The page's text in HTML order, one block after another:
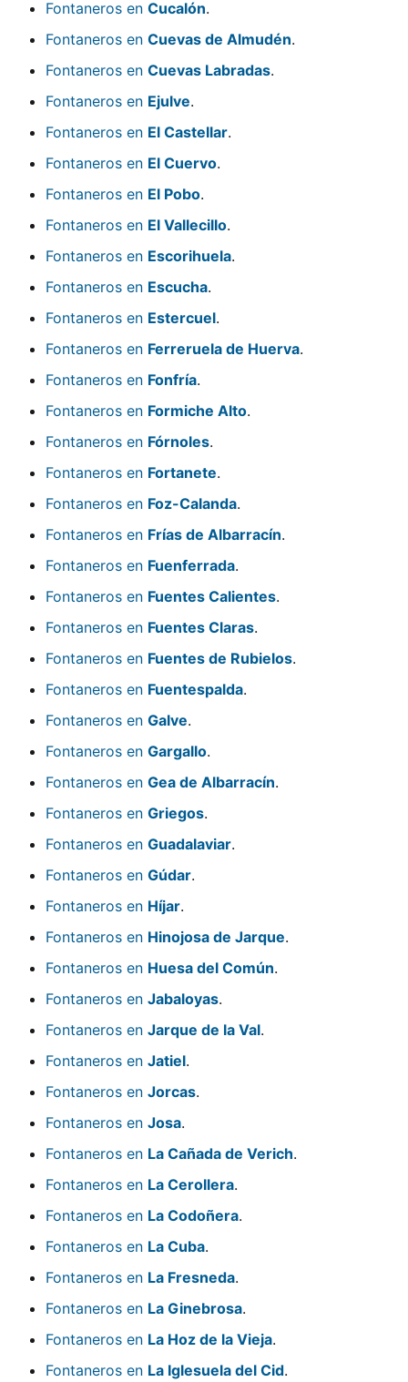
Fontaneros en Cucalón.
Fontaneros en Cuevas de Almudén.
Fontaneros en Cuevas Labradas.
Fontaneros en Ejulve.
Fontaneros en El Castellar.
Fontaneros en El Cuervo.
Fontaneros en El Pobo.
Fontaneros en El Vallecillo.
Fontaneros en Escorihuela.
Fontaneros en Escucha.
Fontaneros en Estercuel.
Fontaneros en Ferreruela de Huerva.
Fontaneros en Fonfría.
Fontaneros en Formiche Alto.
Fontaneros en Fórnoles.
Fontaneros en Fortanete.
Fontaneros en Foz-Calanda.
Fontaneros en Frías de Albarracín.
Fontaneros en Fuenferrada.
Fontaneros en Fuentes Calientes.
Fontaneros en Fuentes Claras.
Fontaneros en Fuentes de Rubielos.
Fontaneros en Fuentespalda.
Fontaneros en Galve.
Fontaneros en Gargallo.
Fontaneros en Gea de Albarracín.
Fontaneros en Griegos.
Fontaneros en Guadalaviar.
Fontaneros en Gúdar.
Fontaneros en Híjar.
Fontaneros en Hinojosa de Jarque.
Fontaneros en Huesa del Común.
Fontaneros en Jabaloyas.
Fontaneros en Jarque de la Val.
Fontaneros en Jatiel.
Fontaneros en Jorcas.
Fontaneros en Josa.
Fontaneros en La Cañada de Verich.
Fontaneros en La Cerollera.
Fontaneros en La Codoñera.
Fontaneros en La Cuba.
Fontaneros en La Fresneda.
Fontaneros en La Ginebrosa.
Fontaneros en La Hoz de la Vieja.
Fontaneros en La Iglesuela del Cid.